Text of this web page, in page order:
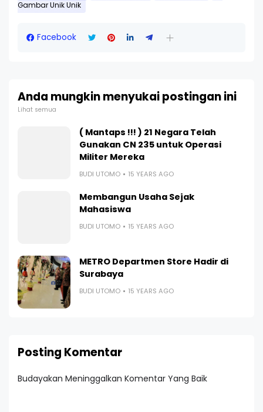
Gambar Unik Unik
Facebook
Anda mungkin menyukai postingan ini
Lihat semua
( Mantaps !!! ) 21 Negara Telah
Gunakan CN 235 untuk Operasi
Militer Mereka
BUDI UTOMO 15 YEARS AGO
Membangun Usaha Sejak
Mahasiswa
BUDI UTOMO 15 YEARS AGO
METRO Departmen Store Hadir di
Surabaya
BUDI UTOMO 15 YEARS AGO
Posting Komentar
Budayakan Meninggalkan Komentar Yang Baik